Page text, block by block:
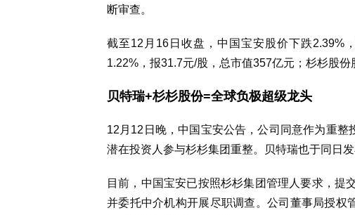
断审查。
截至12月16日收盘，中国宝安股价下跌2.39%
1.22%，报31.7元/股，总市值357亿元；杉杉股
贝特瑞+杉杉股份=全球负极超级龙头
12月12日晚，中国宝安公告，公司同意作为重
潜在投资人参与杉杉集团重整。贝特瑞也于同日发
目前，中国宝安已按照杉杉集团管理人要求，提
并委托中介机构开展尽职调查。公司董事局授权